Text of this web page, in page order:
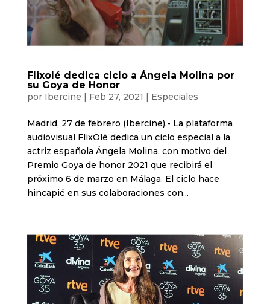
Flixolé dedica ciclo a Ángela Molina por
su Goya de Honor
por Ibercine | Feb 27, 2021 | Especiales
Madrid, 27 de febrero (Ibercine).- La plataforma
audiovisual FlixOlé dedica un ciclo especial a la
actriz española Ángela Molina, con motivo del
Premio Goya de honor 2021 que recibirá el
próximo 6 de marzo en Málaga. El ciclo hace
hincapié en sus colaboraciones con...